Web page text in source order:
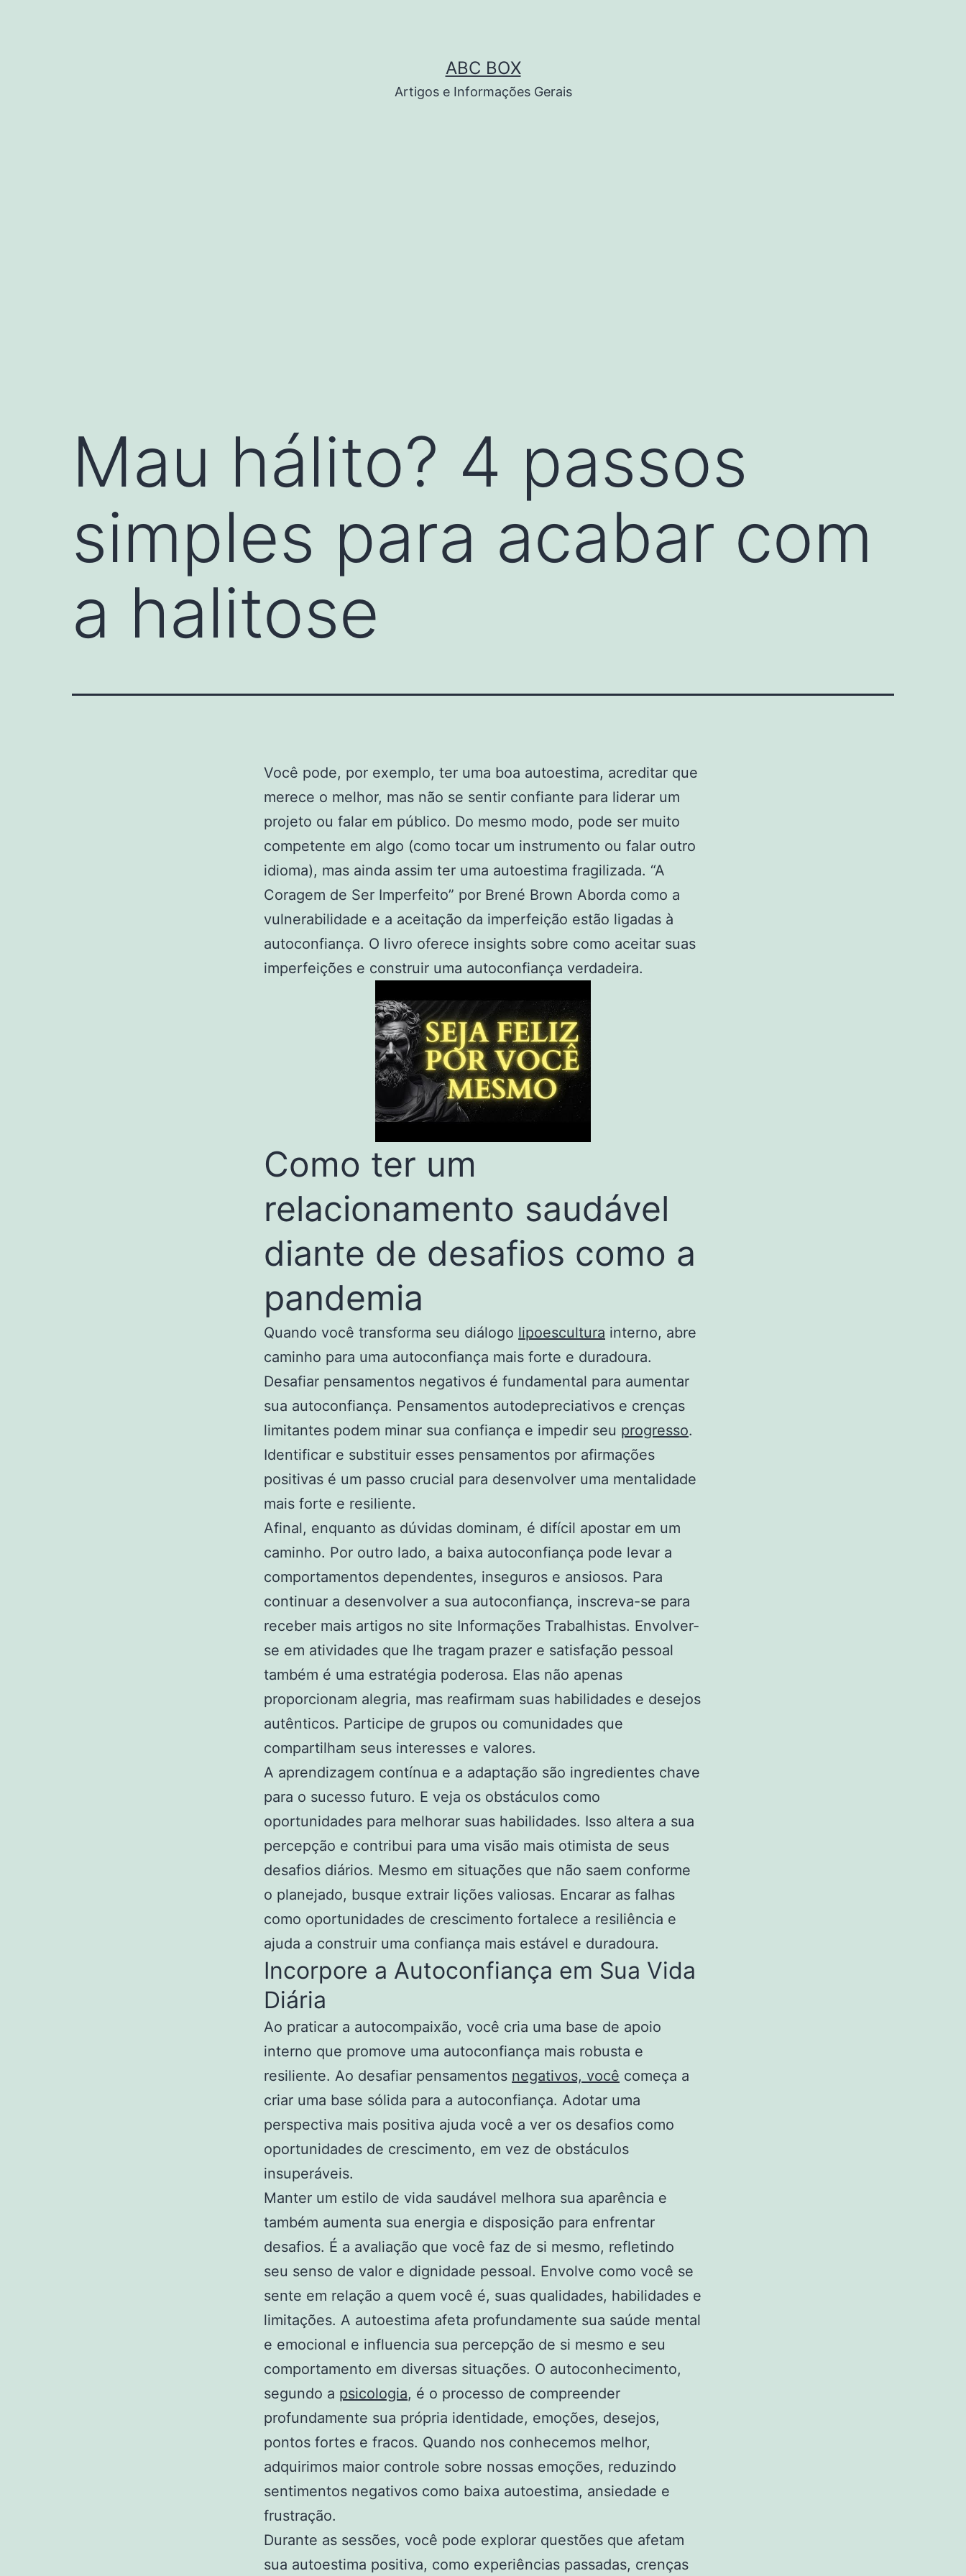
ABC BOX
Artigos e Informações Gerais
Mau hálito? 4 passos
simples para acabar com
a halitose
Você pode, por exemplo, ter uma boa autoestima, acreditar que
merece o melhor, mas não se sentir confiante para liderar um
projeto ou falar em público. Do mesmo modo, pode ser muito
competente em algo (como tocar um instrumento ou falar outro
idioma), mas ainda assim ter uma autoestima fragilizada. “A
Coragem de Ser Imperfeito” por Brené Brown Aborda como a
vulnerabilidade e a aceitação da imperfeição estão ligadas à
autoconfiança. O livro oferece insights sobre como aceitar suas
imperfeições e construir uma autoconfiança verdadeira.
Como ter um
relacionamento saudável
diante de desafios como a
pandemia
Quando você transforma seu diálogo lipoescultura interno, abre
caminho para uma autoconfiança mais forte e duradoura.
Desafiar pensamentos negativos é fundamental para aumentar
sua autoconfiança. Pensamentos autodepreciativos e crenças
limitantes podem minar sua confiança e impedir seu progresso.
Identificar e substituir esses pensamentos por afirmações
positivas é um passo crucial para desenvolver uma mentalidade
mais forte e resiliente.
Afinal, enquanto as dúvidas dominam, é difícil apostar em um
caminho. Por outro lado, a baixa autoconfiança pode levar a
comportamentos dependentes, inseguros e ansiosos. Para
continuar a desenvolver a sua autoconfiança, inscreva-se para
receber mais artigos no site Informações Trabalhistas. Envolver-
se em atividades que lhe tragam prazer e satisfação pessoal
também é uma estratégia poderosa. Elas não apenas
proporcionam alegria, mas reafirmam suas habilidades e desejos
autênticos. Participe de grupos ou comunidades que
compartilham seus interesses e valores.
A aprendizagem contínua e a adaptação são ingredientes chave
para o sucesso futuro. E veja os obstáculos como
oportunidades para melhorar suas habilidades. Isso altera a sua
percepção e contribui para uma visão mais otimista de seus
desafios diários. Mesmo em situações que não saem conforme
o planejado, busque extrair lições valiosas. Encarar as falhas
como oportunidades de crescimento fortalece a resiliência e
ajuda a construir uma confiança mais estável e duradoura.
Incorpore a Autoconfiança em Sua Vida
Diária
Ao praticar a autocompaixão, você cria uma base de apoio
interno que promove uma autoconfiança mais robusta e
resiliente. Ao desafiar pensamentos negativos, você começa a
criar uma base sólida para a autoconfiança. Adotar uma
perspectiva mais positiva ajuda você a ver os desafios como
oportunidades de crescimento, em vez de obstáculos
insuperáveis.
Manter um estilo de vida saudável melhora sua aparência e
também aumenta sua energia e disposição para enfrentar
desafios. É a avaliação que você faz de si mesmo, refletindo
seu senso de valor e dignidade pessoal. Envolve como você se
sente em relação a quem você é, suas qualidades, habilidades e
limitações. A autoestima afeta profundamente sua saúde mental
e emocional e influencia sua percepção de si mesmo e seu
comportamento em diversas situações. O autoconhecimento,
segundo a psicologia, é o processo de compreender
profundamente sua própria identidade, emoções, desejos,
pontos fortes e fracos. Quando nos conhecemos melhor,
adquirimos maior controle sobre nossas emoções, reduzindo
sentimentos negativos como baixa autoestima, ansiedade e
frustração.
Durante as sessões, você pode explorar questões que afetam
sua autoestima positiva, como experiências passadas, crenças